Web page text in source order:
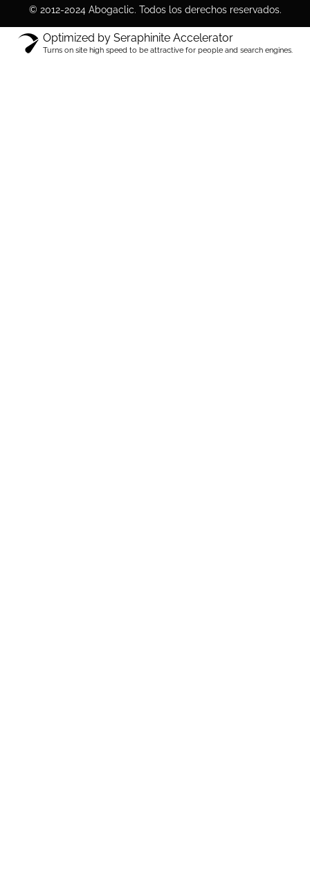
© 2012-2024 Abogaclic. Todos los derechos reservados.
Optimized by Seraphinite Accelerator
Turns on site high speed to be attractive for people and search engines.